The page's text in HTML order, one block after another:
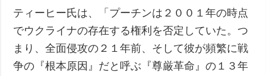
ティーヒー氏は、「プーチンは２００１年の時点
でウクライナの存在する権利を否定していた。つ
まり、全面侵攻の２１年前、そして彼が頻繁に戦
争の『根本原因』だと呼ぶ『尊厳革命』の１３年